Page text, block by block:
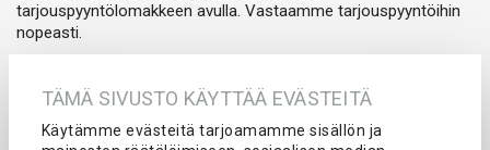
TÄMÄ SIVUSTO KÄYTTÄÄ EVÄSTEITÄ
Käytämme evästeitä tarjoamamme sisällön ja
tarjouspyyntölomakkeen avulla. Vastaamme tarjouspyyntöihin
nopeasti.